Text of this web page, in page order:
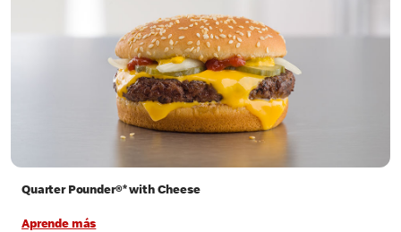
Quarter Pounder®* with Cheese
Aprende más